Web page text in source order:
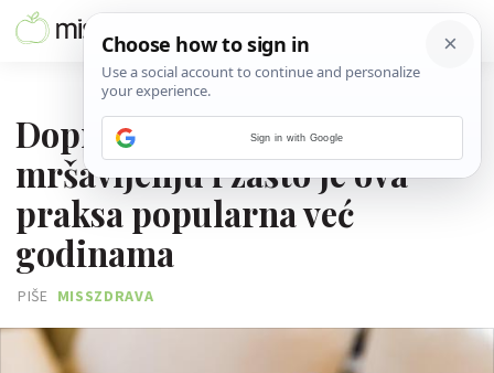
Doprinosi li voda s limunom
mršavljenju i zašto je ova
praksa popularna već
godinama
PIŠE MISSZDRAVA
Sign in with Google